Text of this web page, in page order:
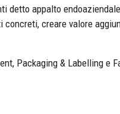
detto appalto
creare valore
Packaging & Labelling e